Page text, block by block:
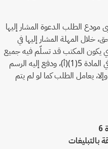
مودع الطلب الدعوة المشار إليها
خلال المهلة المشار إليها في
يكون المكتب قد تسلّم فيه جميع
البيانات والعناصر المطلوبة والمشار إليها في المادة 5(1)(أ)، ودفع إليه الرسم
إليه في المادة 5(2)(أ). وإلا، يعامل الطلب كما لو لم يتم
بالتبليغات